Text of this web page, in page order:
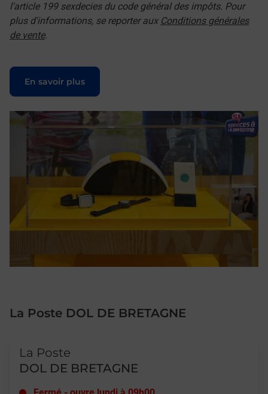
l'article 199 sexdecies du code général des impôts. Pour
plus d'informations, se reporter aux Conditions générales
de vente.
En savoir plus
Le lien s'ouvre dans un nouvel onglet
La Poste DOL DE BRETAGNE
La Poste
DOL DE BRETAGNE